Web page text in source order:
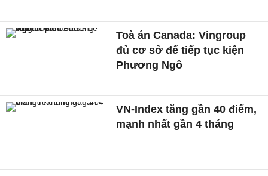
Toà án Canada: Vingroup
đủ cơ sở để tiếp tục kiện
Phương Ngô
VN-Index tăng gần 40 điểm,
mạnh nhất gần 4 tháng